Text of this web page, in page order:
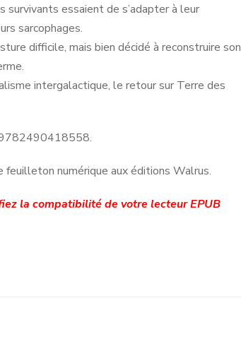
survivants essaient de s’adapter à leur
sarcophages.
difficile, mais bien décidé à reconstruire son
intergalactique, le retour sur Terre des
9782490418558.
numérique aux éditions Walrus.
la compatibilité de votre lecteur EPUB